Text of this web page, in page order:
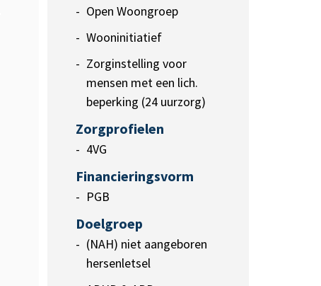
Open Woongroep
Wooninitiatief
Zorginstelling voor
mensen met een lich.
beperking (24 uurzorg)
Zorgprofielen
4VG
Financieringsvorm
PGB
Doelgroep
(NAH) niet aangeboren
hersenletsel